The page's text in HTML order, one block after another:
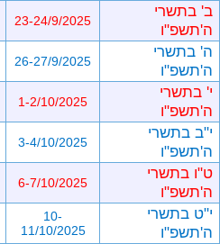
ב' בתשרי
ה'תשפ"ו
23-24/9/2025
ה' בתשרי
ה'תשפ"ו
26-27/9/2025
י' בתשרי
ה'תשפ"ו
1-2/10/2025
י"ב בתשרי
ה'תשפ"ו
3-4/10/2025
ט"ו בתשרי
ה'תשפ"ו
6-7/10/2025
י"ט בתשרי
ה'תשפ"ו
10-
11/10/2025